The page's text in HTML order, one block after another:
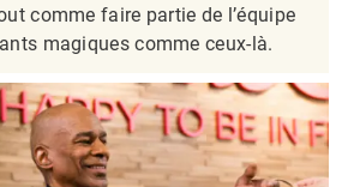
comme faire partie de l’équipe
magiques comme ceux-là.​​​​​​​